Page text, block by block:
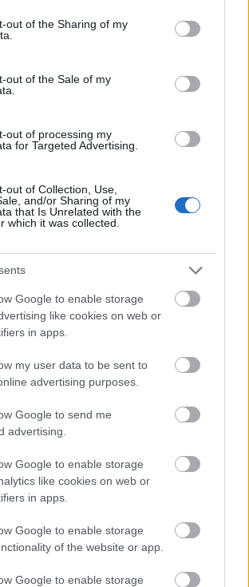
visit or usage behaviour. You may click to
to Google and its third-party tags to
below specified purposes in below Google
out of the Sharing of my
out of the Sale of my
out of processing my
for Targeted Advertising.
out of Collection, Use,
and/or Sharing of my
that Is Unrelated with the
which it was collected.
Google to enable storage
like cookies on web or
in apps.
my user data to be sent to
advertising purposes.
Google to send me
advertising.
Google to enable storage
like cookies on web or
in apps.
Google to enable storage
of the website or app.
Google to enable storage
INTERNET
των Κυκλάδων που αξίζει να
να φτιάξετε γρήγορα τη βαλίτσα
της Πάργας που θα λατρέψετε